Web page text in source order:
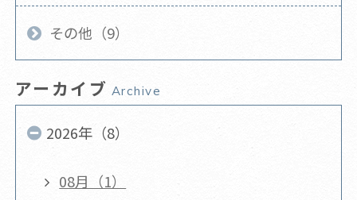
その他（9）
アーカイブ Archive
2026年（8）
08月（1）